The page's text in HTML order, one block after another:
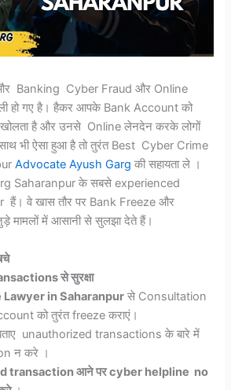
Banking Cyber Fraud और Online
हो गए है। हैकर आपके Bank Account को
है और उनसे Online लेनदेन करके लोगों
भी ऐसा हुआ है तो तुरंत Best Cyber Crime
Advocate Ayush Garg की सहायता ले ।
Saharanpur के सबसे experienced
हैं। वे खास तौर पर Bank Freeze और
में आसानी से सुलझा देते हैं।
से सुरक्षा
in Saharanpur से Consultation
को तुरंत freeze कराएं।
unauthorized transactions के बारे में
न करे ।
transaction आने पर cyber helpline no